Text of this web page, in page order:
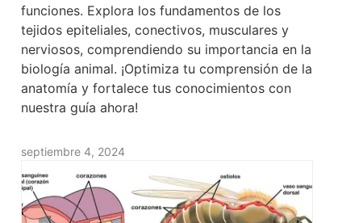
funciones. Explora los fundamentos de los
tejidos epiteliales, conectivos, musculares y
nerviosos, comprendiendo su importancia en la
biología animal. ¡Optimiza tu comprensión de la
anatomía y fortalece tus conocimientos con
nuestra guía ahora!
septiembre 4, 2024